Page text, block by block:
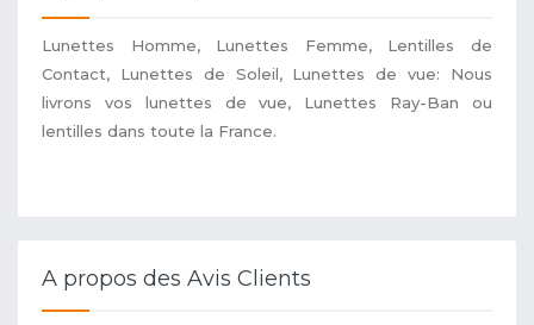
Lunettes Homme, Lunettes Femme, Lentilles de
Contact, Lunettes de Soleil, Lunettes de vue: Nous
livrons vos lunettes de vue, Lunettes Ray-Ban ou
lentilles dans toute la France.
A propos des Avis Clients